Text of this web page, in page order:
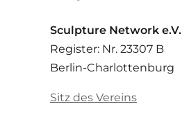
Sculpture Network e.V.
Register: Nr. 23307 B
Berlin-Charlottenburg
Sitz des Vereins